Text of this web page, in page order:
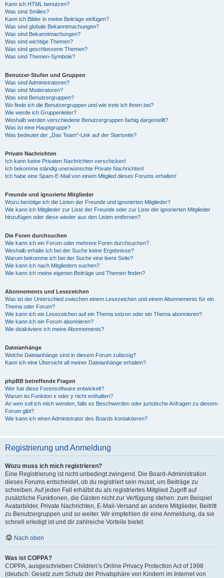
Kann ich HTML benutzen?
Was sind Smilies?
Kann ich Bilder in meine Beiträge einfügen?
Was sind globale Bekanntmachungen?
Was sind Bekanntmachungen?
Was sind wichtige Themen?
Was sind geschlossene Themen?
Was sind Themen-Symbole?
Benutzer-Stufen und Gruppen
Was sind Administratoren?
Was sind Moderatoren?
Was sind Benutzergruppen?
Wo finde ich die Benutzergruppen und wie trete ich ihnen bei?
Wie werde ich Gruppenleiter?
Weshalb werden verschiedene Benutzergruppen farbig dargestellt?
Was ist eine Hauptgruppe?
Was bedeutet der „Das Team“-Link auf der Startseite?
Private Nachrichten
Ich kann keine Privaten Nachrichten verschicken!
Ich bekomme ständig unerwünschte Private Nachrichten!
Ich habe eine Spam-E-Mail von einem Mitglied dieses Forums erhalten!
Freunde und ignorierte Mitglieder
Wozu benötige ich die Listen der Freunde und ignorierten Mitglieder?
Wie kann ich Mitglieder zur Liste der Freunde oder zur Liste der ignorierten Mitglieder
hinzufügen oder diese wieder aus den Listen entfernen?
Die Foren durchsuchen
Wie kann ich ein Forum oder mehrere Foren durchsuchen?
Weshalb erhalte ich bei der Suche keine Ergebnisse?
Warum bekomme ich bei der Suche eine leere Seite?
Wie kann ich nach Mitgliedern suchen?
Wie kann ich meine eigenen Beiträge und Themen finden?
Abonnements und Lesezeichen
Was ist der Unterschied zwischen einem Lesezeichen und einem Abonnements für ein
Thema oder Forum?
Wie kann ich ein Lesezeichen auf ein Thema setzen oder ein Thema abonnieren?
Wie kann ich ein Forum abonnieren?
Wie deaktiviere ich meine Abonnements?
Dateianhänge
Welche Dateianhänge sind in diesem Forum zulässig?
Kann ich eine Übersicht all meiner Dateianhänge erhalten?
phpBB betreffende Fragen
Wer hat diese Forensoftware entwickelt?
Warum ist Funktion x oder y nicht enthalten?
An wen soll ich mich wenden, falls es Beschwerden oder juristische Anfragen zu diesem
Forum gibt?
Wie kann ich einen Administrator des Boards kontaktieren?
Registrierung und Anmeldung
Wozu muss ich mich registrieren?
Eine Registrierung ist nicht unbedingt zwingend. Die Board-Administration
dieses Forums entscheidet, ob du registriert sein musst, um Beiträge zu
schreiben. Auf jeden Fall erhältst du als registriertes Mitglied Zugriff auf
zusätzliche Funktionen, die Gästen nicht zur Verfügung stehen: zum Beispiel
Avatarbilder, Private Nachrichten, E-Mail-Versand an andere Mitglieder, Beitritt
zu Benutzergruppen und so weiter. Wir empfehlen dir eine Anmeldung, da sie
schnell erledigt ist und dir zahlreiche Vorteile bietet.
Nach oben
Was ist COPPA?
COPPA, ausgeschrieben Children’s Online Privacy Protection Act of 1998
(deutsch: Gesetz zum Schutz der Privatsphäre von Kindern im Internet von